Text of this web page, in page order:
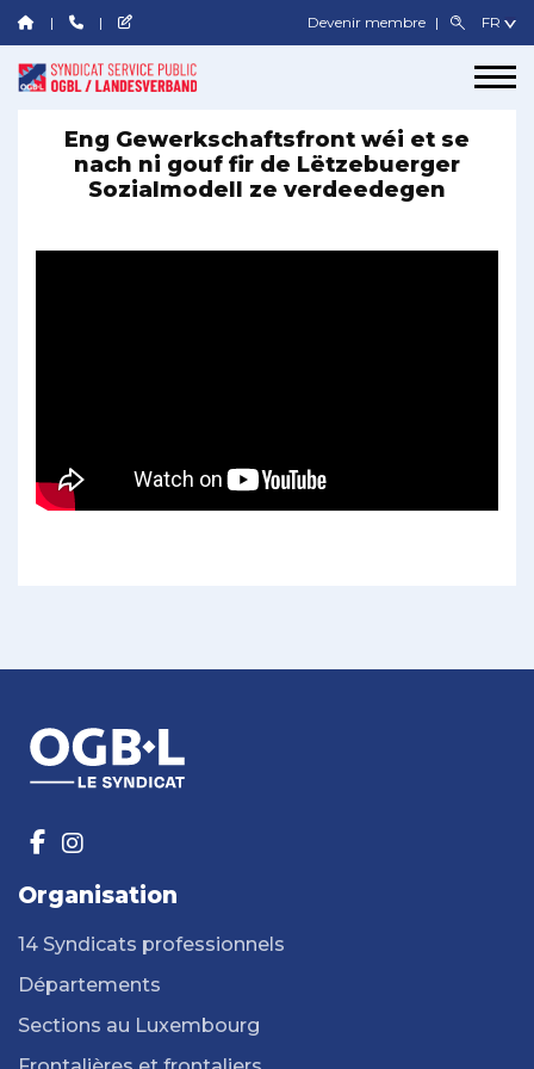
Devenir membre
Eng Gewerkschaftsfront wéi et se
nach ni gouf fir de Lëtzebuerger
Sozialmodell ze verdeedegen
Organisation
14 Syndicats professionnels
Départements
Sections au Luxembourg